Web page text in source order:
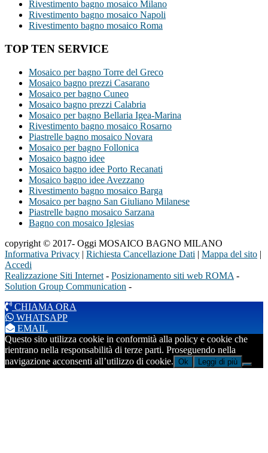
Rivestimento bagno mosaico Milano
Rivestimento bagno mosaico Napoli
Rivestimento bagno mosaico Roma
TOP TEN SERVICE
Mosaico per bagno Torre del Greco
Mosaico bagno prezzi Casarano
Mosaico per bagno Cuneo
Mosaico bagno prezzi Calabria
Mosaico per bagno Bellaria Igea-Marina
Rivestimento bagno mosaico Rosarno
Piastrelle bagno mosaico Novara
Mosaico per bagno Follonica
Mosaico bagno idee
Mosaico bagno idee Porto Recanati
Mosaico bagno idee Avezzano
Rivestimento bagno mosaico Barga
Mosaico per bagno San Giuliano Milanese
Piastrelle bagno mosaico Sarzana
Bagno con mosaico Iglesias
copyright © 2017- Oggi MOSAICO BAGNO MILANO
Informativa Privacy | Richiesta Cancellazione Dati | Mappa del sito |
Accedi
Realizzazione Siti Internet - Posizionamento siti web ROMA -
Solution Group Communication -
CHIAMA ORA
WHATSAPP
EMAIL
Questo sito utilizza cookie in conformità alla policy e cookie che
rientrano nella responsabilità di terze parti. Proseguendo nella
navigazione acconsenti all’utilizzo di cookie. Ok Leggi di più